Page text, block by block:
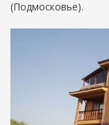
(Подмосковье).